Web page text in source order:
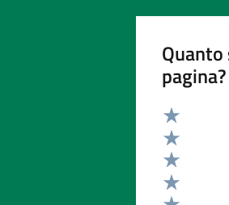
pagina?
Valuta 5
Valuta 4
Valuta 3